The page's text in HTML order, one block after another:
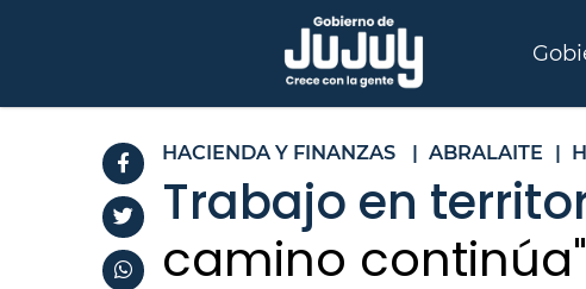
HACIENDA Y FINANZAS | ABRALAITE |
Trabajo en
camino continúa"